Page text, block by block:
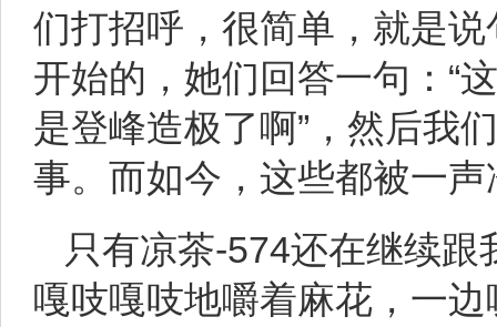
们打招呼，很简单，就是说
开始的，她们回答一句：“
是登峰造极了啊”，然后我
事。而如今，这些都被一声
只有凉茶-574还在继续
嘎吱嘎吱地嚼着麻花，一